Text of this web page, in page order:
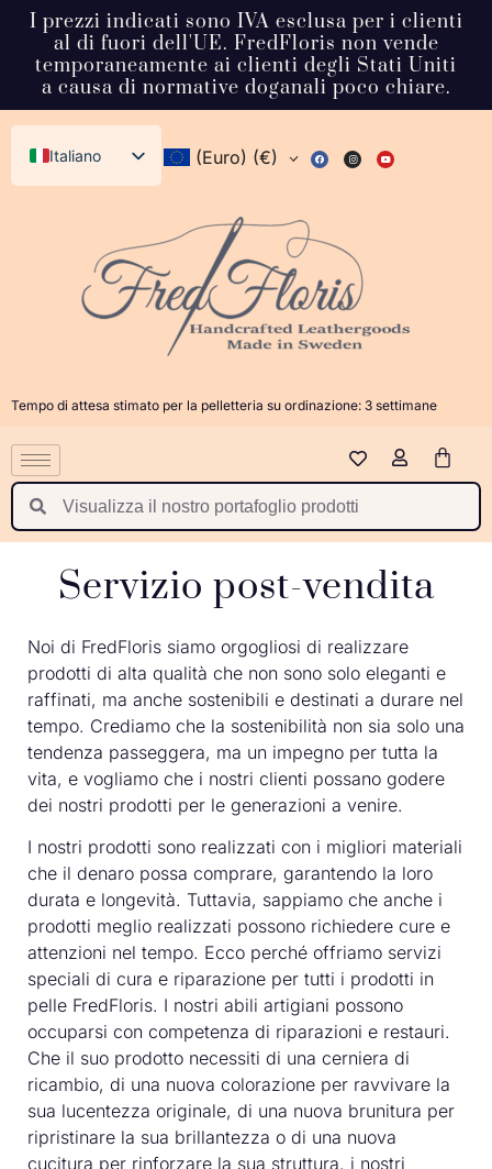
I prezzi indicati sono IVA esclusa per i clienti
al di fuori dell'UE. FredFloris non vende
temporaneamente ai clienti degli Stati Uniti
a causa di normative doganali poco chiare.
Italiano
English (UK)
Deutsch
Français
Norsk bokmål
日本語
Polski
Suomi
Português
(Euro) (€)
Tempo di attesa stimato per la pelletteria su ordinazione: 3 settimane
Servizio post-vendita
Noi di FredFloris siamo orgogliosi di realizzare
prodotti di alta qualità che non sono solo eleganti e
raffinati, ma anche sostenibili e destinati a durare nel
tempo. Crediamo che la sostenibilità non sia solo una
tendenza passeggera, ma un impegno per tutta la
vita, e vogliamo che i nostri clienti possano godere
dei nostri prodotti per le generazioni a venire.
I nostri prodotti sono realizzati con i migliori materiali
che il denaro possa comprare, garantendo la loro
durata e longevità. Tuttavia, sappiamo che anche i
prodotti meglio realizzati possono richiedere cure e
attenzioni nel tempo. Ecco perché offriamo servizi
speciali di cura e riparazione per tutti i prodotti in
pelle FredFloris. I nostri abili artigiani possono
occuparsi con competenza di riparazioni e restauri.
Che il suo prodotto necessiti di una cerniera di
ricambio, di una nuova colorazione per ravvivare la
sua lucentezza originale, di una nuova brunitura per
ripristinare la sua brillantezza o di una nuova
cucitura per rinforzare la sua struttura, i nostri